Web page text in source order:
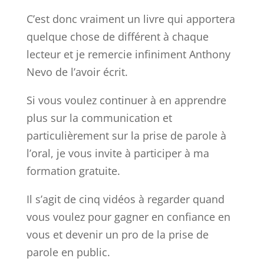
C’est donc vraiment un livre qui apportera
quelque chose de différent à chaque
lecteur et je remercie infiniment Anthony
Nevo de l’avoir écrit.
Si vous voulez continuer à en apprendre
plus sur la communication et
particulièrement sur la prise de parole à
l’oral, je vous invite à participer à ma
formation gratuite.
Il s’agit de cinq vidéos à regarder quand
vous voulez pour gagner en confiance en
vous et devenir un pro de la prise de
parole en public.